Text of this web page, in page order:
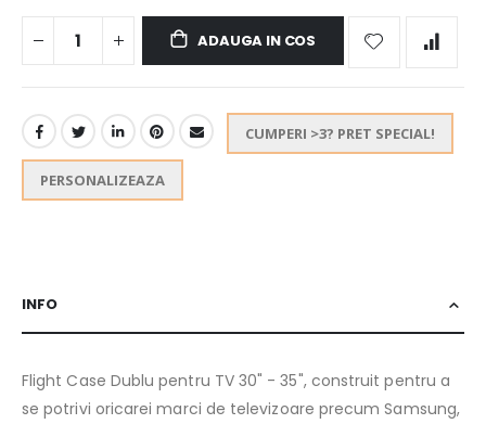
ADAUGA IN COS
CUMPERI >3? PRET SPECIAL!
PERSONALIZEAZA
INFO
Flight Case Dublu pentru TV 30" - 35", construit pentru a
se potrivi oricarei marci de televizoare precum Samsung,